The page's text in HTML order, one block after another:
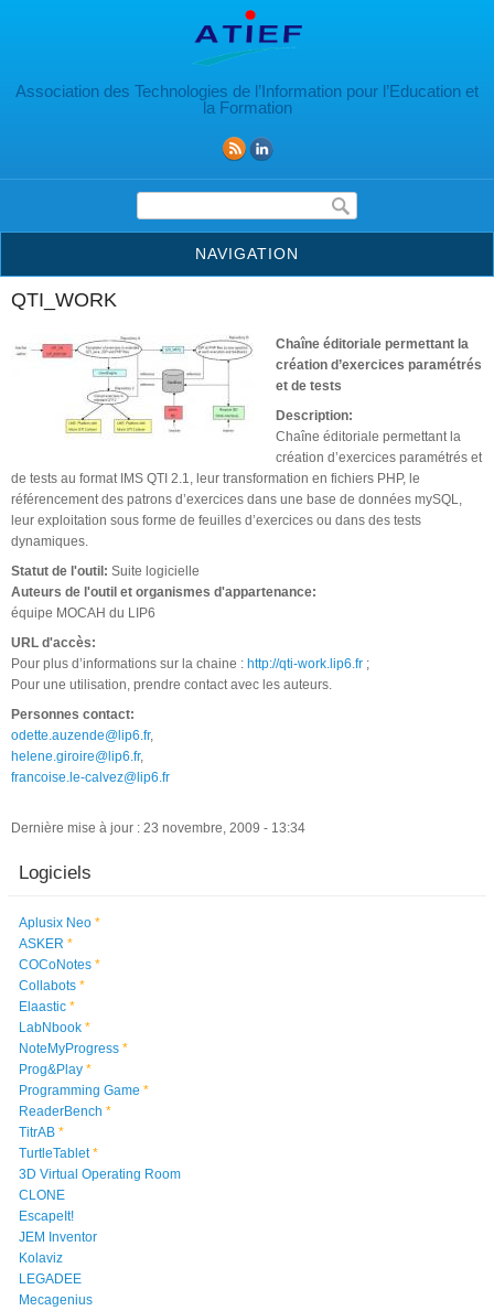
Association des Technologies de l’Information pour l’Education et
la Formation
Formulaire de recherche
NAVIGATION
QTI_WORK
Chaîne éditoriale permettant la
création d’exercices paramétrés
et de tests
Description:
Chaîne éditoriale permettant la
création d’exercices paramétrés et
de tests au format IMS QTI 2.1, leur transformation en fichiers PHP, le
référencement des patrons d’exercices dans une base de données mySQL,
leur exploitation sous forme de feuilles d’exercices ou dans des tests
dynamiques.
Statut de l'outil: Suite logicielle
Auteurs de l'outil et organismes d'appartenance:
équipe MOCAH du LIP6
URL d'accès:
Pour plus d’informations sur la chaine : http://qti-work.lip6.fr ;
Pour une utilisation, prendre contact avec les auteurs.
Personnes contact:
odette.auzende@lip6.fr,
helene.giroire@lip6.fr,
francoise.le-calvez@lip6.fr
Dernière mise à jour : 23 novembre, 2009 - 13:34
Logiciels
Aplusix Neo *
ASKER *
COCoNotes *
Collabots *
Elaastic *
LabNbook *
NoteMyProgress *
Prog&Play *
Programming Game *
ReaderBench *
TitrAB *
TurtleTablet *
3D Virtual Operating Room
CLONE
EscapeIt!
JEM Inventor
Kolaviz
LEGADEE
Mecagenius